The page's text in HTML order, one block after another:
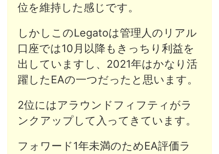
位を維持した感じです。
しかしこのLegatoは管理人のリアル
口座では10月以降もきっちり利益を
出していますし、2021年はかなり活
躍したEAの一つだったと思います。
2位にはアラウンドフィフティがラ
ンクアップして入ってきています。
フォワード1年未満のためEA評価ラ